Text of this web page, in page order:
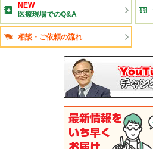
NEW
医療現場でのQ&A
相談・ご依頼の流れ